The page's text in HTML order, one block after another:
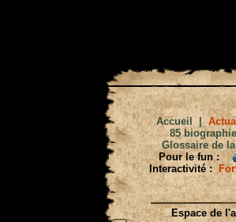
Accueil |
85
Glossaire de
Pour le fun :
Interactivité :
Espace de